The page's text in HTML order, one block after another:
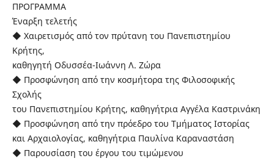
ΠΡΟΓΡΑΜΜΑ
Έναρξη τελετής
◆ Χαιρετισμός από τον πρύτανη του Πανεπιστημίου
Κρήτης,
καθηγητή Οδυσσέα-Ιωάννη Λ. Ζώρα
◆ Προσφώνηση από την κοσμήτορα της Φιλοσοφικής
Σχολής
του Πανεπιστημίου Κρήτης, καθηγήτρια Αγγέλα Καστρινάκη
◆ Προσφώνηση από την πρόεδρο του Τμήματος Ιστορίας
και Αρχαιολογίας, καθηγήτρια Παυλίνα Καραναστάση
◆ Παρουσίαση του έργου του τιμώμενου